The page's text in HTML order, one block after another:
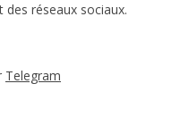
réseaux sociaux.
Telegram